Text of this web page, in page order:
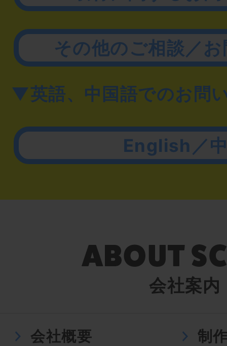
その他のご相談／
▼英語、中国語でのお問
English／
会社案内
会社概要 制